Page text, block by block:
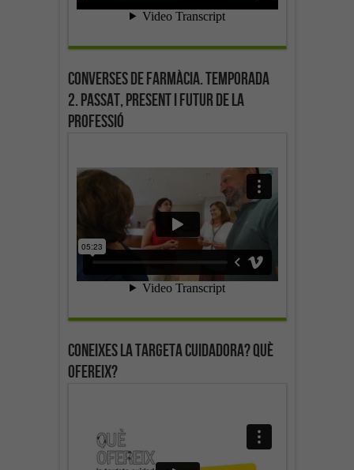
Converses de farmàcia. Temporada
2. Passat, present i futur de la
professió
Coneixes la targeta cuidadora? Què
ofereix?